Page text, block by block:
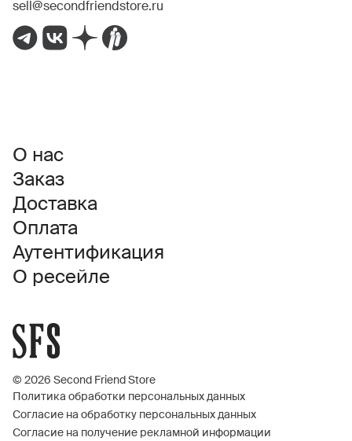
sell@secondfriendstore.ru
О нас
Заказ
Доставка
Оплата
Аутентификация
О ресейле
© 2026 Second Friend Store
Политика обработки персональных данных
Согласие на обработку персональных данных
Согласие на получение рекламной информации